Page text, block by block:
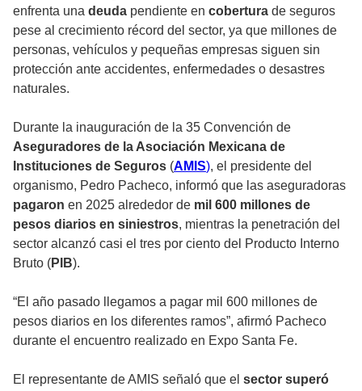
enfrenta una deuda pendiente en cobertura de seguros
pese al crecimiento récord del sector, ya que millones de
personas, vehículos y pequeñas empresas siguen sin
protección ante accidentes, enfermedades o desastres
naturales.
Durante la inauguración de la 35 Convención de
Aseguradores de la Asociación Mexicana de
Instituciones de Seguros (AMIS), el presidente del
organismo, Pedro Pacheco, informó que las aseguradoras
pagaron en 2025 alrededor de mil 600 millones de
pesos diarios en siniestros, mientras la penetración del
sector alcanzó casi el tres por ciento del Producto Interno
Bruto (PIB).
“El año pasado llegamos a pagar mil 600 millones de
pesos diarios en los diferentes ramos”, afirmó Pacheco
durante el encuentro realizado en Expo Santa Fe.
El representante de AMIS señaló que el sector superó